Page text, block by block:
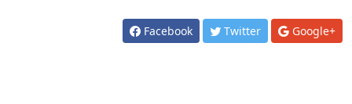
Facebook Twitter Google+